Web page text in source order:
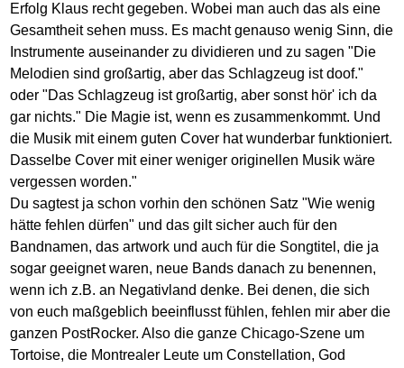
Erfolg Klaus recht gegeben. Wobei man auch das als eine
Gesamtheit sehen muss. Es macht genauso wenig Sinn, die
Instrumente auseinander zu dividieren und zu sagen "Die
Melodien sind großartig, aber das Schlagzeug ist doof."
oder "Das Schlagzeug ist großartig, aber sonst hör' ich da
gar nichts." Die Magie ist, wenn es zusammenkommt. Und
die Musik mit einem guten Cover hat wunderbar funktioniert.
Dasselbe Cover mit einer weniger originellen Musik wäre
vergessen worden."
Du sagtest ja schon vorhin den schönen Satz "Wie wenig
hätte fehlen dürfen" und das gilt sicher auch für den
Bandnamen, das artwork und auch für die Songtitel, die ja
sogar geeignet waren, neue Bands danach zu benennen,
wenn ich z.B. an Negativland denke. Bei denen, die sich
von euch maßgeblich beeinflusst fühlen, fehlen mir aber die
ganzen PostRocker. Also die ganze Chicago-Szene um
Tortoise, die Montrealer Leute um Constellation, God